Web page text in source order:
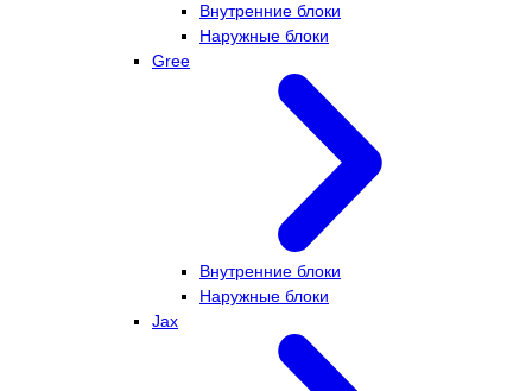
Внутренние блоки
Наружные блоки
Gree
Внутренние блоки
Наружные блоки
Jax